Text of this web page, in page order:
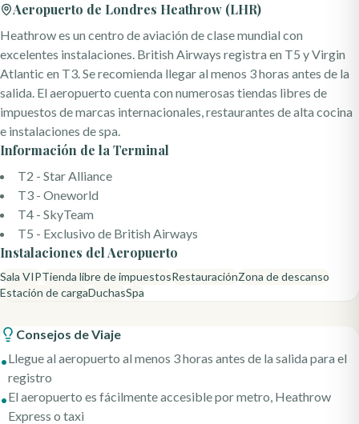
Aeropuerto de Londres Heathrow (LHR)
Heathrow es un centro de aviación de clase mundial con
excelentes instalaciones. British Airways registra en T5 y Virgin
Atlantic en T3. Se recomienda llegar al menos 3 horas antes de la
salida. El aeropuerto cuenta con numerosas tiendas libres de
impuestos de marcas internacionales, restaurantes de alta cocina
e instalaciones de spa.
Información de la Terminal
T2 - Star Alliance
T3 - Oneworld
T4 - SkyTeam
T5 - Exclusivo de British Airways
Instalaciones del Aeropuerto
Sala VIPTienda libre de impuestosRestauraciónZona de descanso
Estación de cargaDuchasSpa
Consejos de Viaje
•Llegue al aeropuerto al menos 3 horas antes de la salida para el
registro
•El aeropuerto es fácilmente accesible por metro, Heathrow
Express o taxi